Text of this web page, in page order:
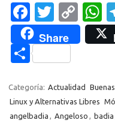
Fa
c
e
b
o
o
T
w
it
te
r
C
o
p
Li
n
h
A
p
Share
C
m
p
Categoría: Actualidad
Linux y Alternativas Libres
angelbadia , Angeloso , badia